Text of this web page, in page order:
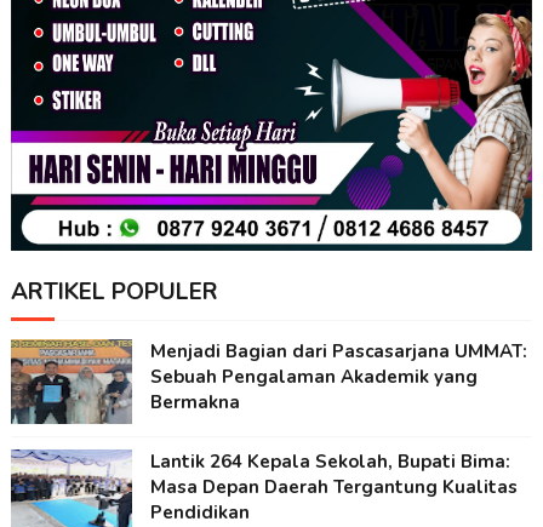
ARTIKEL POPULER
Menjadi Bagian dari Pascasarjana UMMAT:
Sebuah Pengalaman Akademik yang
Bermakna
Lantik 264 Kepala Sekolah, Bupati Bima:
Masa Depan Daerah Tergantung Kualitas
Pendidikan